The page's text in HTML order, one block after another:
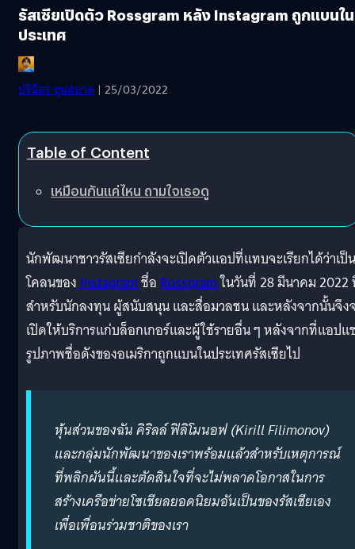
รัสเซียเปิดตัว Rossgram หลัง Instagram ถูกแบนใน
ประเทศ
ปริฉัตร ขุนสอาด | 25/03/2022
Table of Content
เหมือนกันแค่ไหน ถามใจเธอดู
นักพัฒนาชาวรัสเซียกำลังจะเปิดตัวแอปที่แทบจะเรียกได้ว่าเป็น
โคลนของInstagramชื่อRossgramในวันที่ 28 มีนาคม 2022
สำหรับนักลงทุน ผู้สนับสนุน และสื่อมวลชน และหลังจากนั้นจึง
เปิดให้บริการแก่บล็อกเกอร์และผู้ใช้รายอื่น ๆ หลังจากที่แอปแ
รูปภาพชื่อดังของอเมริกาถูกแบนในประเทศรัสเซียไป
หุ้นส่วนของฉัน คิริลล์ ฟิลิโมนอฟ (Kirill Filimonov)
และกลุ่มนักพัฒนาของเราพร้อมแล้วสำหรับเหตุการณ์
ที่พลิกผันนี้และตัดสินใจที่จะไม่พลาดโอกาสในการ
สร้างเครือข่ายโซเชียลยอดนิยมอันเป็นของรัสเซียเอง
เพื่อเพื่อนร่วมชาติของเรา